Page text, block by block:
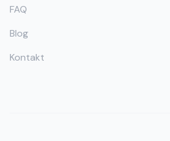
FAQ
Blog
Kontakt